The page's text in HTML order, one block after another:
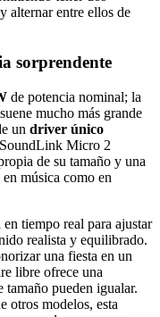
alternar entre ellos de
sorprendente
de potencia nominal; la
mucho más grande
un driver único
Micro 2
de su tamaño y una
música como en
tiempo real para ajustar
realista y equilibrado.
una fiesta en un
libre ofrece una
tamaño pueden igualar.
otros modelos, esta